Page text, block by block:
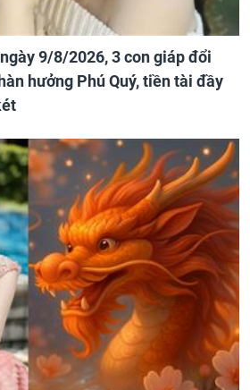
9/8/2026, 3 con giáp đổi
hưởng Phú Quý, tiền tài đầy